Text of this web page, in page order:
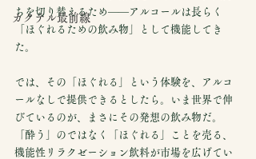
カクテル最前線
ちを切り替えるため——アルコールは長らく
「ほぐれるための飲み物」として機能してき
た。
では、その「ほぐれる」という体験を、アルコ
ールなしで提供できるとしたら。いま世界で伸
びているのが、まさにその発想の飲み物だ。
「酔う」のではなく「ほぐれる」ことを売る、
機能性リラクゼーション飲料が市場を広げてい